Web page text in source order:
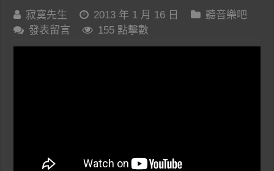
寂寞先生 2013 年 1 月 16 日
聽音樂吧
發表留言
155 點擊數